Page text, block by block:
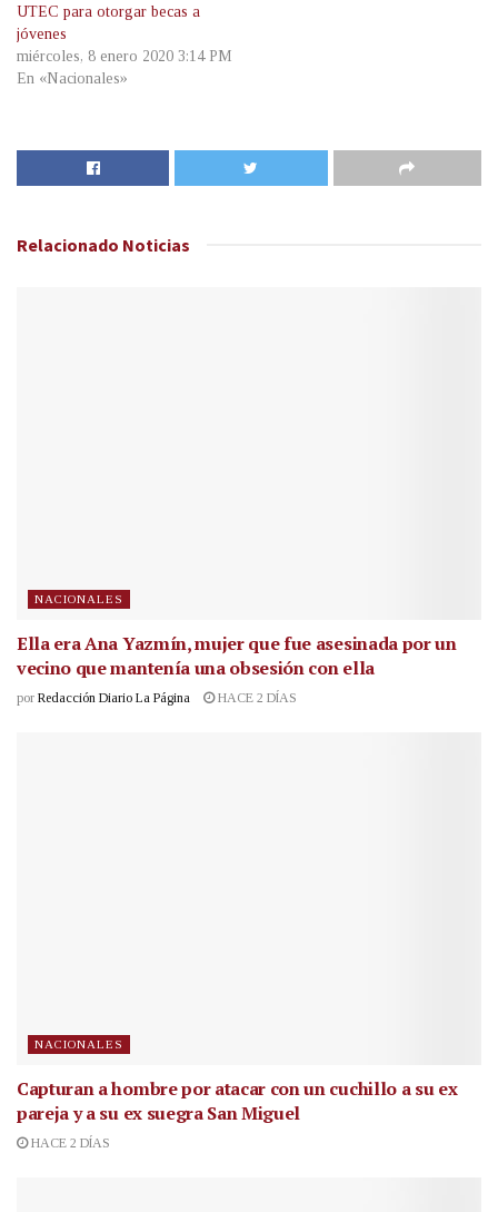
UTEC para otorgar becas a
jóvenes
miércoles, 8 enero 2020 3:14 PM
En «Nacionales»
Relacionado Noticias
NACIONALES
Ella era Ana Yazmín, mujer que fue asesinada por un
vecino que mantenía una obsesión con ella
por Redacción Diario La Página HACE 2 DÍAS
NACIONALES
Capturan a hombre por atacar con un cuchillo a su ex
pareja y a su ex suegra San Miguel
HACE 2 DÍAS